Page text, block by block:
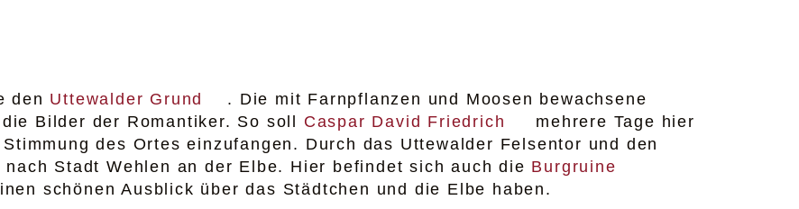
den Uttewalder Grund
. Die mit Farnpflanzen und Moosen bewachsene
Bilder der Romantiker. So soll Caspar David Friedrich
mehrere Tage hier
des Ortes einzufangen. Durch das Uttewalder Felsentor und den
Stadt Wehlen an der Elbe. Hier befindet sich auch die Burgruine
schönen Ausblick über das Städtchen und die Elbe haben.